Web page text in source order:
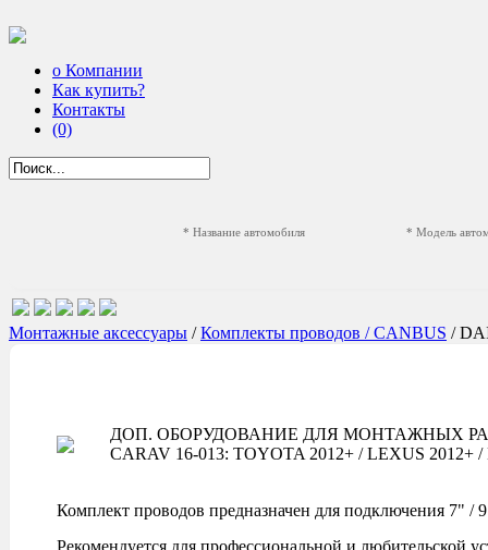
о Компании
Как купить?
Контакты
(0)
* Название автомобиля * Модель
Монтажные аксессуары /Комплекты проводов / CANBUS /
ДОП. ОБОРУДОВАНИЕ ДЛЯ МОНТАЖНЫХ
CARAV 16-013: TOYOTA 2012+ / LEXUS 2012+ /
Комплект проводов предназначен для подключения 7"
Рекомендуется для профессиональной и любительской